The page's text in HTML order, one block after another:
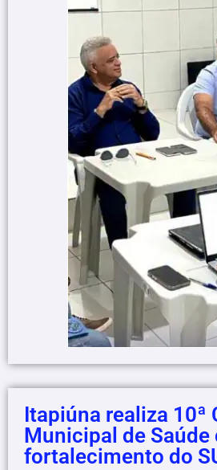
Itapiúna realiza 10ª
Municipal de
fortalecimento do